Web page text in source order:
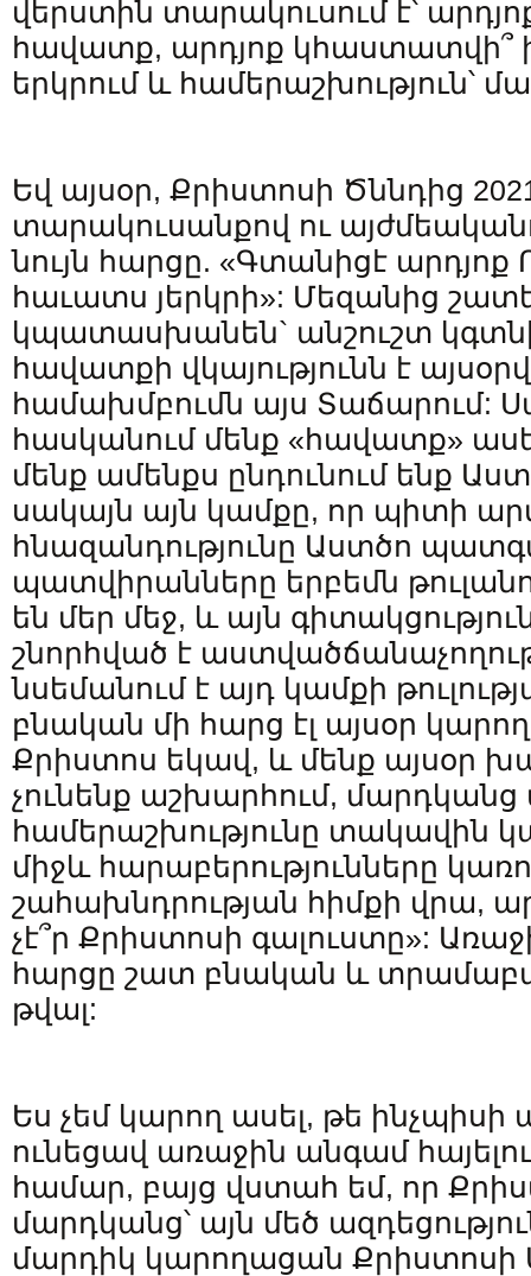
վերստին տարակուսում է՝
հավատք, արդյոք կհաստատվի՞
երկրում և համերաշխություն՝
Եվ այսօր, Քրիստոսի Ծննդից
տարակուսանքով ու
նույն հարցը. «Գտանիցէ արդյոք
հաւատս յերկրի»: Մեզանից
կպատասխանեն` անշուշտ
հավատքի վկայությունն է
համախմբումն այս Տաճարում:
հասկանում մենք «հավատք»
մենք ամենքս ընդունում ենք
սակայն այն կամքը, որ պիտի
հնազանդությունը Աստծո
պատվիրանները երբեմն
են մեր մեջ, և այն
շնորհված է
նսեմանում է այդ կամքի
բնական մի հարց էլ այսօր
Քրիստոս եկավ, և մենք այսօր
չունենք աշխարհում, մարդկանց
համերաշխությունը տակավին
միջև հարաբերությունները
շահախնդրության հիմքի վրա,
չէ՞ր Քրիստոսի գալուստը»:
հարցը շատ բնական և
թվալ:
Ես չեմ կարող ասել, թե ինչպիսի
ունեցավ առաջին անգամ
համար, բայց վստահ եմ, որ
մարդկանց՝ այն մեծ
մարդիկ կարողացան Քրիստոսի